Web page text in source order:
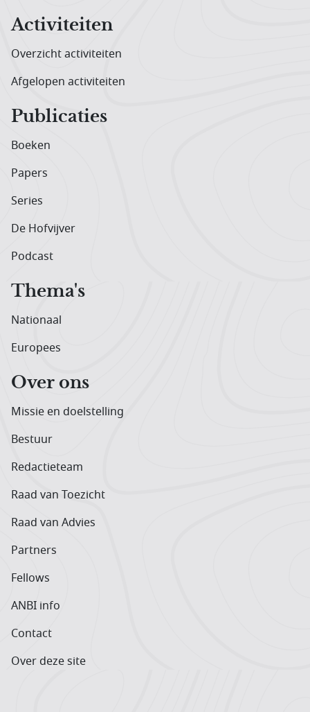
Activiteiten
Overzicht activiteiten
Afgelopen activiteiten
Publicaties
Boeken
Papers
Series
De Hofvijver
Podcast
Thema's
Nationaal
Europees
Over ons
Missie en doelstelling
Bestuur
Redactieteam
Raad van Toezicht
Raad van Advies
Partners
Fellows
ANBI info
Contact
Over deze site